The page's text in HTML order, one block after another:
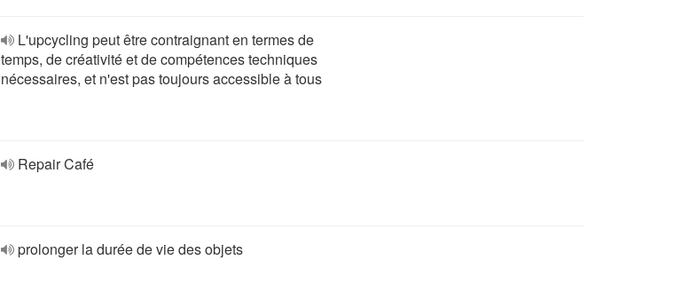
L'upcycling peut être contraignant en termes de
temps, de créativité et de compétences techniques
nécessaires, et n'est pas toujours accessible à tous
Repair Café
prolonger la durée de vie des objets